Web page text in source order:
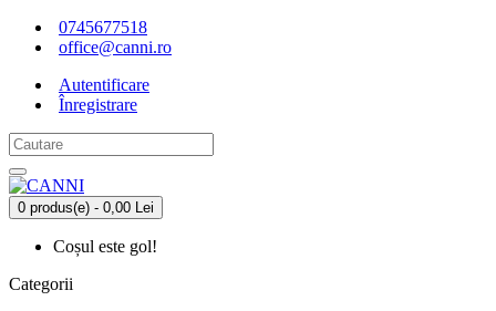
0745677518
office@canni.ro
Autentificare
Înregistrare
0 produs(e) - 0,00 Lei
Coșul este gol!
Categorii